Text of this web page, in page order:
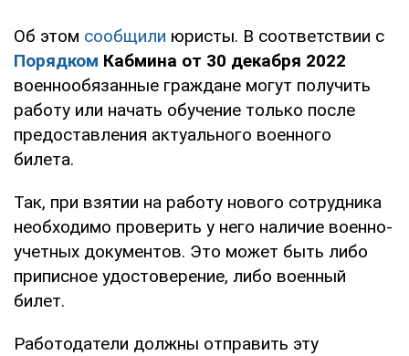
Об этом сообщили юристы. В соответствии с
Порядком Кабмина от 30 декабря 2022
военнообязанные граждане могут получить
работу или начать обучение только после
предоставления актуального военного
билета.
Так, при взятии на работу нового сотрудника
необходимо проверить у него наличие военно-
учетных документов. Это может быть либо
приписное удостоверение, либо военный
билет.
Работодатели должны отправить эту